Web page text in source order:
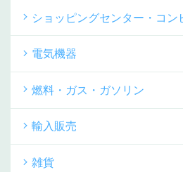
ショッピングセンター・コン
電気機器
燃料・ガス・ガソリン
輸入販売
雑貨